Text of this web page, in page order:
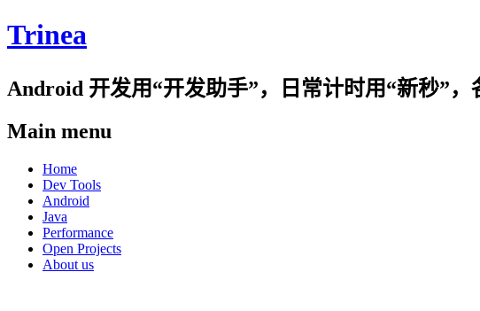
Trinea
Android 开发用“开发助手”，日常计时用“新秒”
Main menu
Skip
content
Home
Dev Tools
Android
Java
Performance
Open Projects
About us